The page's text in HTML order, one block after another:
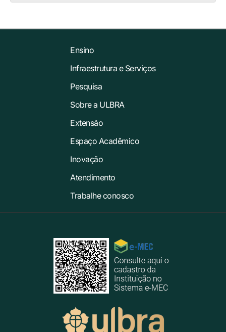
Ensino
Infraestrutura e Serviços
Pesquisa
Sobre a ULBRA
Extensão
Espaço Acadêmico
Inovação
Atendimento
Trabalhe conosco